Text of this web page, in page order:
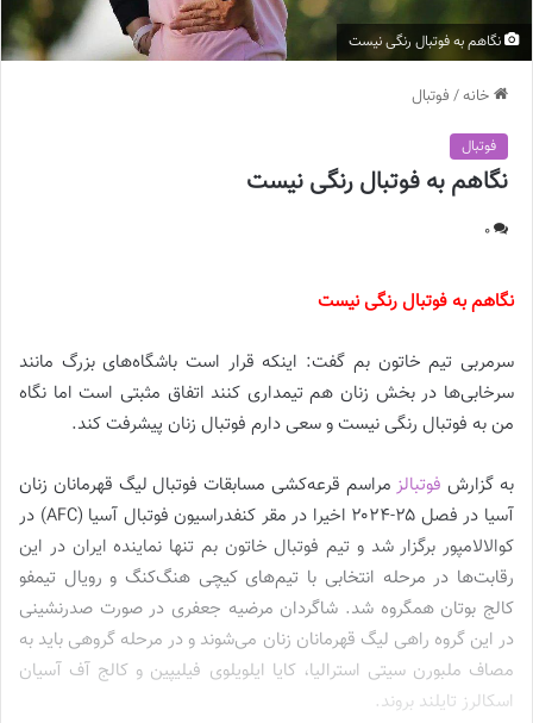
نگاهم به فوتبال رنگی نیست
خانه/ فوتبال
فوتبال
نگاهم به فوتبال رنگی نیست
0
نگاهم به فوتبال رنگی نیست
سرمربی تیم خاتون بم گفت: اینکه قرار است باشگاه‌های بزرگ مانند
سرخابی‌ها در بخش زنان هم تیمداری کنند اتفاق مثبتی است اما نگاه
من به فوتبال رنگی نیست و سعی دارم فوتبال زنان پیشرفت کند.
به گزارش فوتبالزمراسم قرعه‌کشی مسابقات فوتبال لیگ قهرمانان زنان
آسیا در فصل ۲۵-۲۰۲۴ اخیرا در مقر کنفدراسیون فوتبال آسیا (AFC) در
کوالالامپور برگزار شد و تیم فوتبال خاتون بم تنها نماینده ایران در این
رقابت‌ها در مرحله انتخابی با تیم‌های کیچی هنگ‌کنگ و رویال تیمفو
کالج بوتان همگروه شد. شاگردان مرضیه جعفری در صورت صدرنشینی
در این گروه راهی لیگ قهرمانان زنان می‌شوند و در مرحله گروهی باید به
مصاف ملبورن سیتی استرالیا، کایا ایلویلوی فیلیپین و کالج آف آسیان
اسکالرز تایلند بروند.